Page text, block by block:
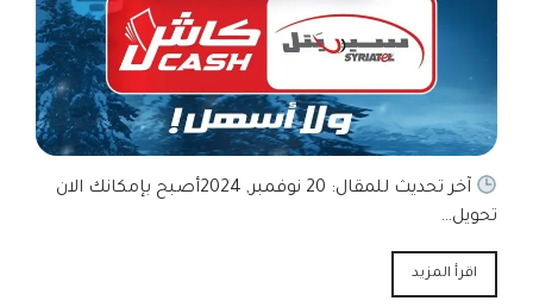
آخر تحديث للمقال: 20 نوفمبر, 2024أصبح بإمكانك الان
تحويل…
اقرأ المزيد